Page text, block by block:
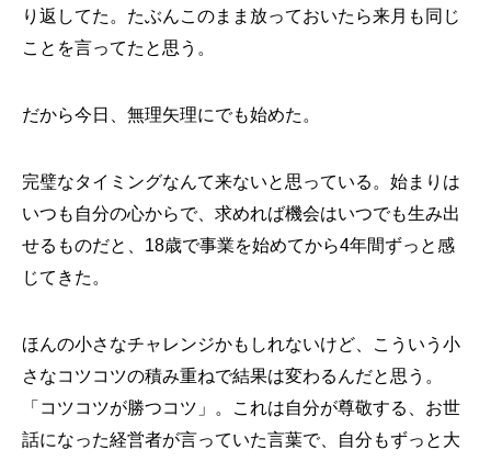
り返してた。たぶんこのまま放っておいたら来月も同じ
ことを言ってたと思う。
だから今日、無理矢理にでも始めた。
完璧なタイミングなんて来ないと思っている。始まりは
いつも自分の心からで、求めれば機会はいつでも生み出
せるものだと、18歳で事業を始めてから4年間ずっと感
じてきた。
ほんの小さなチャレンジかもしれないけど、こういう小
さなコツコツの積み重ねで結果は変わるんだと思う。
「コツコツが勝つコツ」。これは自分が尊敬する、お世
話になった経営者が言っていた言葉で、自分もずっと大